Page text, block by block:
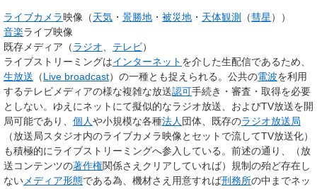
ライブカメラ映像（天気 ・ 景勝地 ・ 被災地 ・ 天体観測 （彗星））
音楽ライブ映像
既存メディア（ラジオ テレビ）
ライブストリーミングはインターネット を介した生配信であるため、
生放送 （Live broadcast）の一種とも捉えられる。公共の電波を利用
するテレビメディアの様な複雑な放送認可手続き・審査・取得を必要
としない。ゆえにネットにて擬似的なラジオ放送、およびTV放送を開
局可能であり、 個人や小規模な各種法人 団体、既存のラジオ放送局
（放送局スタジオ内のライブカメラ映像とセットで流してTV放送化）
も積極的にライブストリーミングへ参入している。前述の通り、（放
送コンテンツの著作権関係さえクリアしていれば）規制の殆ど存在し
ない メディア形態である為、機材さえ用意すれば刑務所の中までネッ